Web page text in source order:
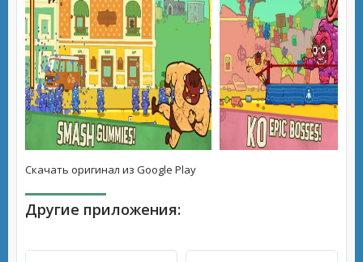
Скачать оригинал из Google Play
Другие приложения: